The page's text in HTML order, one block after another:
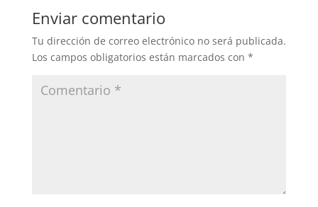
Enviar comentario
Tu dirección de correo electrónico no será publicada.
Los campos obligatorios están marcados con *